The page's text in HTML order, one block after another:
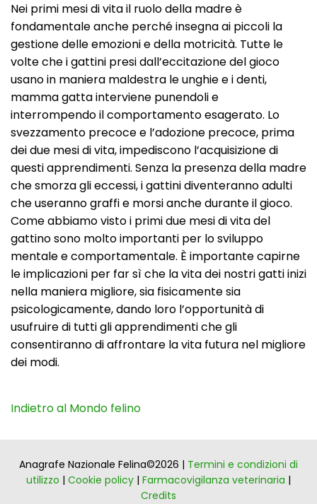
Nei primi mesi di vita il ruolo della madre è
fondamentale anche perché insegna ai piccoli la
gestione delle emozioni e della motricità. Tutte le
volte che i gattini presi dall’eccitazione del gioco
usano in maniera maldestra le unghie e i denti,
mamma gatta interviene punendoli e
interrompendo il comportamento esagerato. Lo
svezzamento precoce e l’adozione precoce, prima
dei due mesi di vita, impediscono l’acquisizione di
questi apprendimenti. Senza la presenza della madre
che smorza gli eccessi, i gattini diventeranno adulti
che useranno graffi e morsi anche durante il gioco.
Come abbiamo visto i primi due mesi di vita del
gattino sono molto importanti per lo sviluppo
mentale e comportamentale. È importante capirne
le implicazioni per far sì che la vita dei nostri gatti inizi
nella maniera migliore, sia fisicamente sia
psicologicamente, dando loro l’opportunità di
usufruire di tutti gli apprendimenti che gli
consentiranno di affrontare la vita futura nel migliore
dei modi.
Indietro al Mondo felino
Anagrafe Nazionale Felina©2026 | Termini e condizioni di
utilizzo | Cookie policy | Farmacovigilanza veterinaria |
Credits